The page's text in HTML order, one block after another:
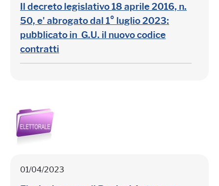
Il decreto legislativo 18 aprile 2016, n.
50, e' abrogato dal 1° luglio 2023:
pubblicato in G.U. il nuovo codice
contratti
01/04/2023